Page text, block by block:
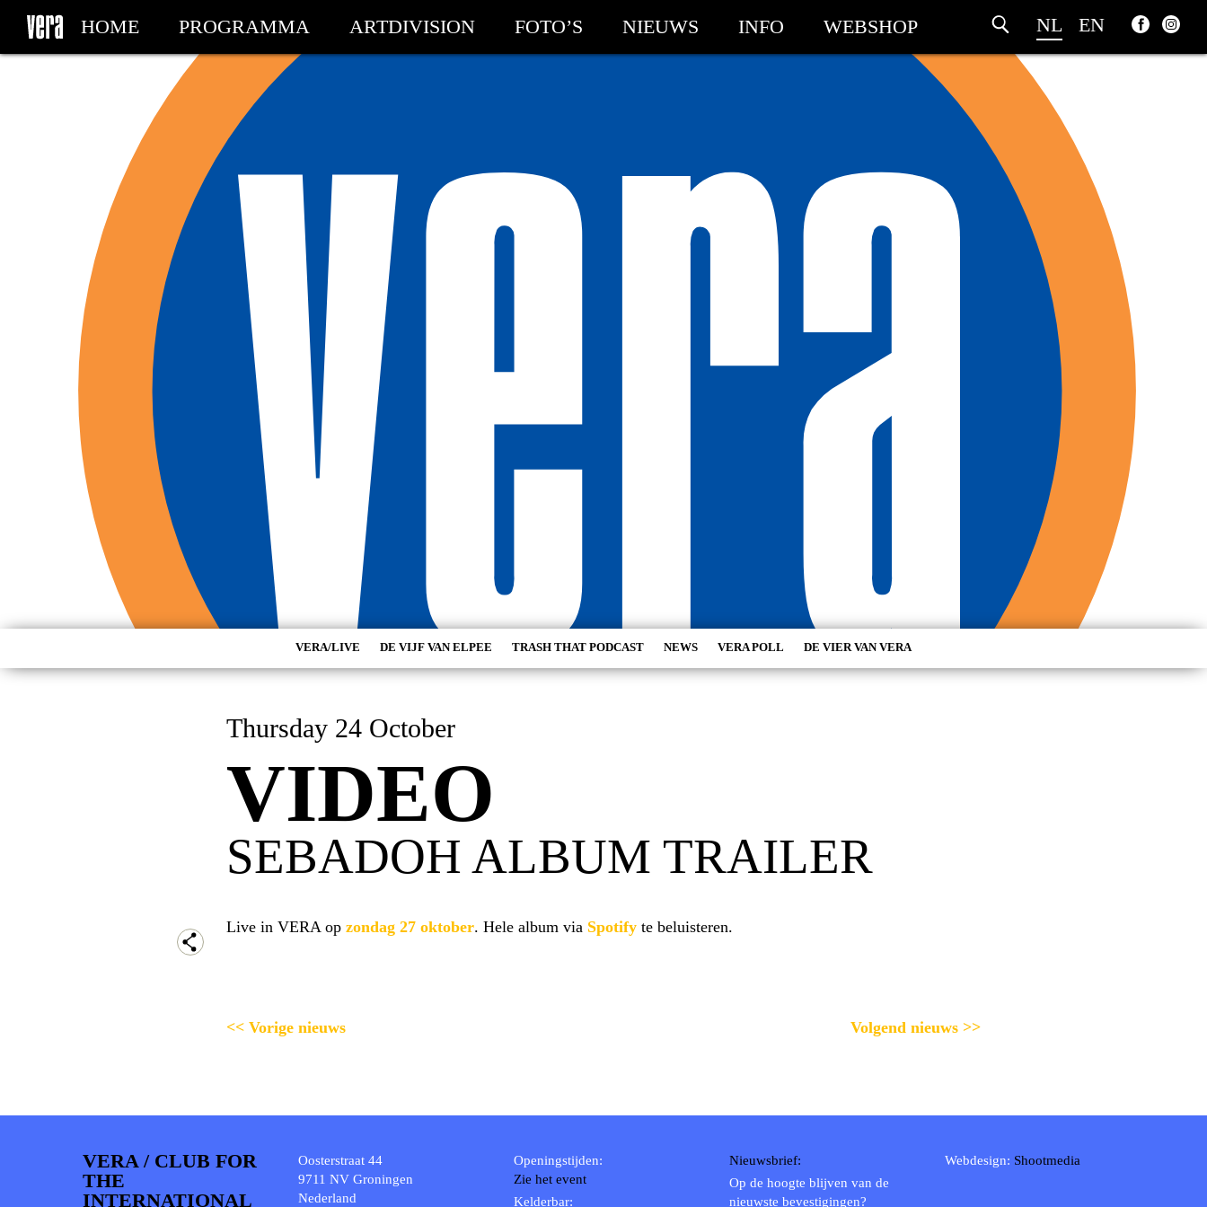
NL EN
HOME PROGRAMMA ARTDIVISION FOTO’S NIEUWS INFO WEBSHOP
MIJN TICKETS
VERA/LIVE DE VIJF VAN ELPEE TRASH THAT PODCAST NEWS VERA POLL DE VIER VAN VERA
Thursday 24 October
VIDEO
SEBADOH ALBUM TRAILER
Live in VERA op zondag 27 oktober. Hele album via Spotify te beluisteren.
<< Vorige nieuws Volgend nieuws >>
VERA / CLUB FOR
THE
INTERNATIONAL
Oosterstraat 44
9711 NV Groningen
Nederland
Openingstijden:
Zie het event
Kelderbar:
Nieuwsbrief:
Op de hoogte blijven van de
nieuwste bevestigingen?
Webdesign: Shootmedia